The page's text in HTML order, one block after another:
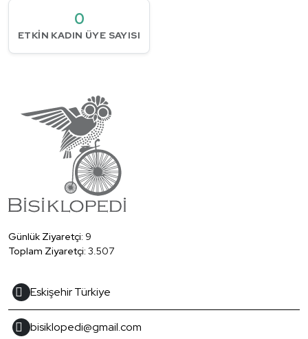
0
ETKIN KADIN ÜYE SAYISI
Günlük Ziyaretçi: 9
Toplam Ziyaretçi: 3.507
Eskişehir Türkiye
bisiklopedi@gmail.com